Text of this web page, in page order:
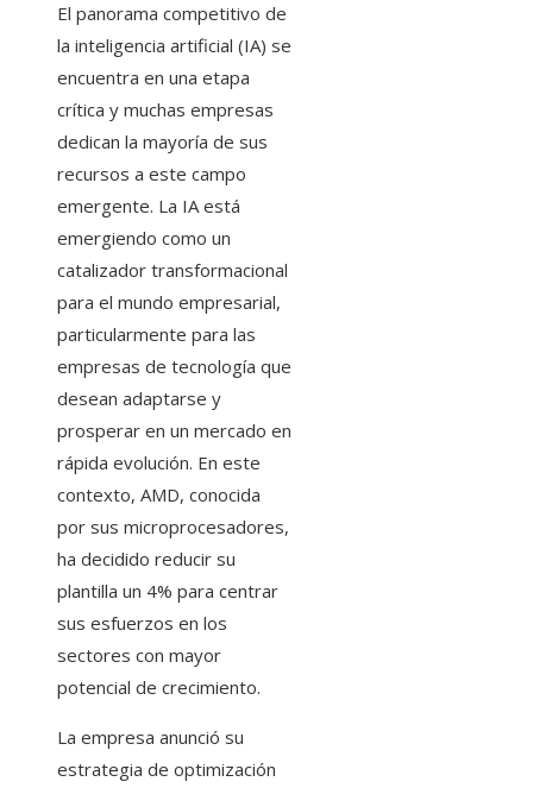
El panorama competitivo de
la inteligencia artificial (IA) se
encuentra en una etapa
crítica y muchas empresas
dedican la mayoría de sus
recursos a este campo
emergente. La IA está
emergiendo como un
catalizador transformacional
para el mundo empresarial,
particularmente para las
empresas de tecnología que
desean adaptarse y
prosperar en un mercado en
rápida evolución. En este
contexto, AMD, conocida
por sus microprocesadores,
ha decidido reducir su
plantilla un 4% para centrar
sus esfuerzos en los
sectores con mayor
potencial de crecimiento.
La empresa anunció su
estrategia de optimización